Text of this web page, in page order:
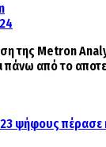
της Metron
πάνω από το